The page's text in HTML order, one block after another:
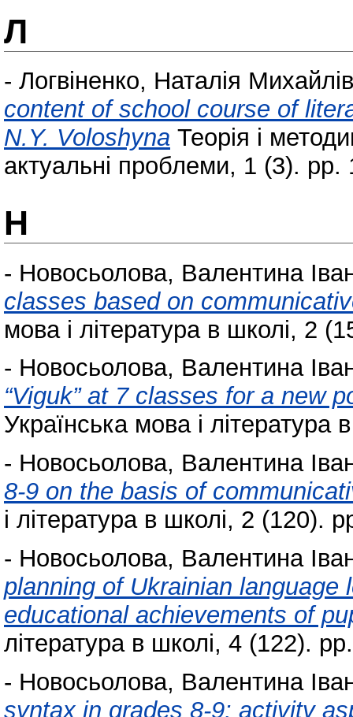
Л
- Логвіненко, Наталія
content of school course of
N.Y. Voloshyna Теорія і
актуальні проблеми, 1 (3). pp.
Н
- Новосьолова, Валентина
classes based on
мова і література в школі, 2
- Новосьолова, Валентина
“Viguk” at 7 classes for a new
Українська мова і
- Новосьолова, Валентина
8-9 on the basis of
і література в школі, 2 (120).
- Новосьолова, Валентина
planning of Ukrainian
educational achievements of
література в школі, 4 (122).
- Новосьолова, Валентина
syntax in grades 8-9: activity